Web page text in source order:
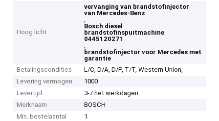
Hoog licht
vervanging van brandstofinjector
van Mercedes-Benz
,
Bosch diesel
brandstofinspuitmachine
0445120271
,
brandstofinjector voor Mercedes met
garantie
Betalingscondities
L/C, D/A, D/P, T/T, Western Union,
Levering vermogen
1000
Levertijd
3-7 het werkdagen
Merknaam
BOSCH
Min. bestelaantal
1